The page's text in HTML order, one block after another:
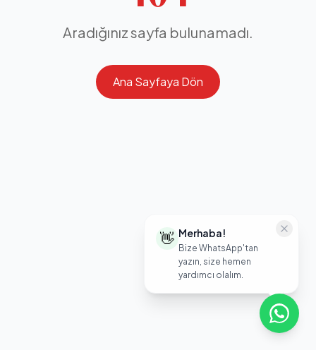
👋 Merhaba!
Bize WhatsApp'tan
yazın, size hemen
yardımcı olalım.
Aradığınız sayfa bulunamadı.
Ana Sayfaya Dön